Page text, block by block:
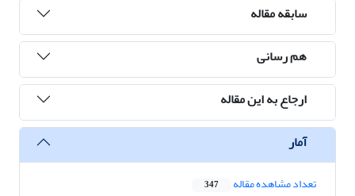
سابقه مقاله
هم رسانی
ارجاع به این مقاله
آمار
تعداد مشاهده مقاله 347